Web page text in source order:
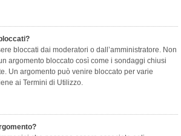
bloccati dai moderatori o dall’amministratore. Non
argomento bloccato così come i sondaggi chiusi
Un argomento può venire bloccato per varie
ai Termini di Utilizzo.